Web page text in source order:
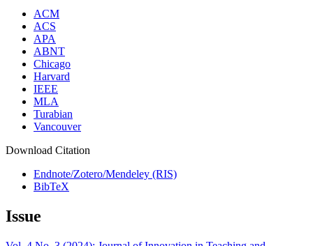
ACM
ACS
APA
ABNT
Chicago
Harvard
IEEE
MLA
Turabian
Vancouver
Download Citation
Endnote/Zotero/Mendeley (RIS)
BibTeX
Issue